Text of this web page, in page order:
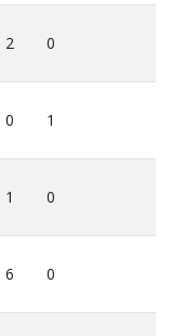
2 0
0 1
1 0
6 0